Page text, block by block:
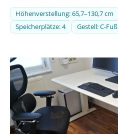
Höhenverstellung: 65,7–130,7 cm
Speicherplätze: 4
Gestell: C-Fuß